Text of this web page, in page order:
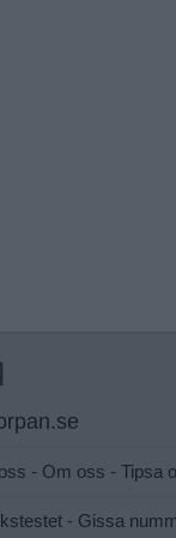
- Om oss - Tipsa
- Gissa